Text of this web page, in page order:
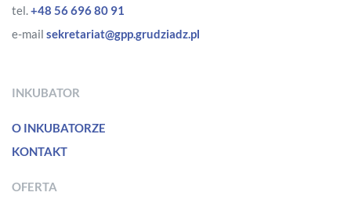
tel.+48 56 696 80 91
e-mail sekretariat@gpp.grudziadz.pl
INKUBATOR
O INKUBATORZE
KONTAKT
OFERTA